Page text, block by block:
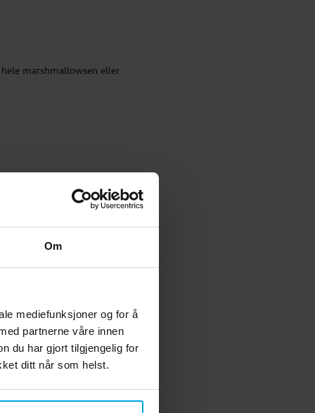
Om
mediefunksjoner og for å
partnerne våre innen
du har gjort tilgjengelig for
ditt når som helst.
marshmallowsen eller